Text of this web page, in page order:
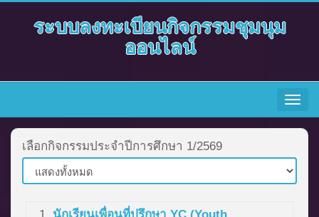
ระบบลงทะเบียนกิจกรรมชุมนุม
ออนไลน์
Toggle
เลือกกิจกรรมประจำปีการศึกษา 1/2569